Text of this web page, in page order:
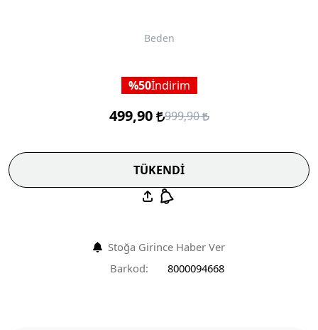
Beden
50İndirim
499,90 999,90
TÜKENDİ
Stoğa Girince Haber Ver
Barkod:
8000094668